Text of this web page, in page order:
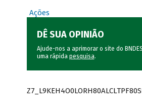
Ações
DÊ SUA OPINIÃO
Ajude-nos a aprimorar o site do
uma rápida pesquisa.